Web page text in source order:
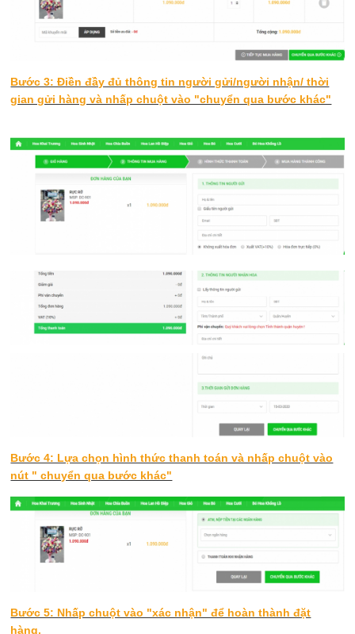
Bước 3: Điền đầy đủ thông tin người gửi/người nhận/ thời
gian gửi hàng và nhấp chuột vào "chuyển qua bước khác"
Bước 4: Lựa chọn hình thức thanh toán và nhấp chuột vào
nút " chuyển qua bước khác"
Bước 5: Nhấp chuột vào "xác nhận" để hoàn thành đặt
hàng.